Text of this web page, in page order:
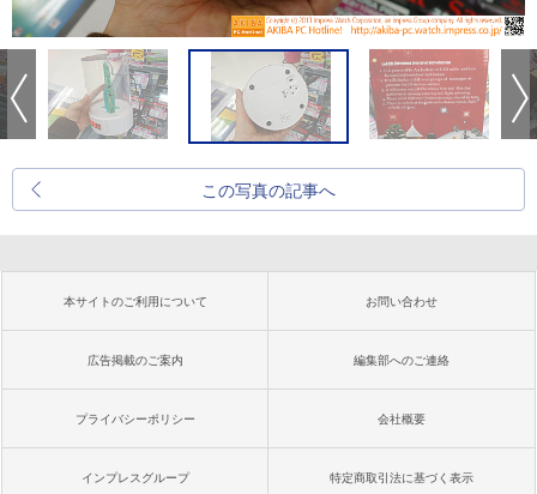
この写真の記事へ
本サイトのご利用について お問い合わせ
広告掲載のご案内 編集部へのご連絡
プライバシーポリシー 会社概要
インプレスグループ 特定商取引法に基づく表示